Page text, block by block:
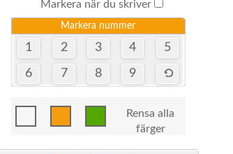
Markera när du skriver
Markera nummer
1 2 3 4 5
6 7 8 9
Rensa alla
färger